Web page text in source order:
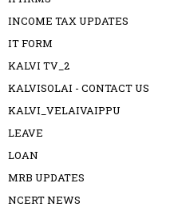
INCOME TAX UPDATES
IT FORM
KALVI TV_2
KALVISOLAI - CONTACT US
KALVI_VELAIVAIPPU
LEAVE
LOAN
MRB UPDATES
NCERT NEWS